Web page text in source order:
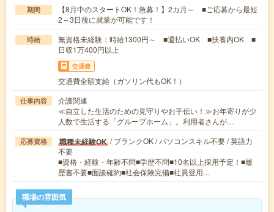
期間
【8月中のスタートOK！急募！】2カ月～ ■ご応募から最短
2～3日後に就業が可能です！
時給
無資格未経験：時給1300円～ ■週払いOK ■扶養内OK ■
日収1万400円以上
交通費
交通費全額支給（ガソリン代もOK！）
仕事内容
介護関連
≪自立した生活のための見守りやお手伝い！≫お年寄りが少
人数で生活する「グループホーム」。利用者さんが…
応募資格 職種未経験OK / ブランクOK / パソコンスキル不要 / 英語力
不要
■資格・経験・年齢不問■学歴不問■10名以上採用予定！■履
歴書不要■面談確約■社会保険完備■社員登用…
職場の雰囲気